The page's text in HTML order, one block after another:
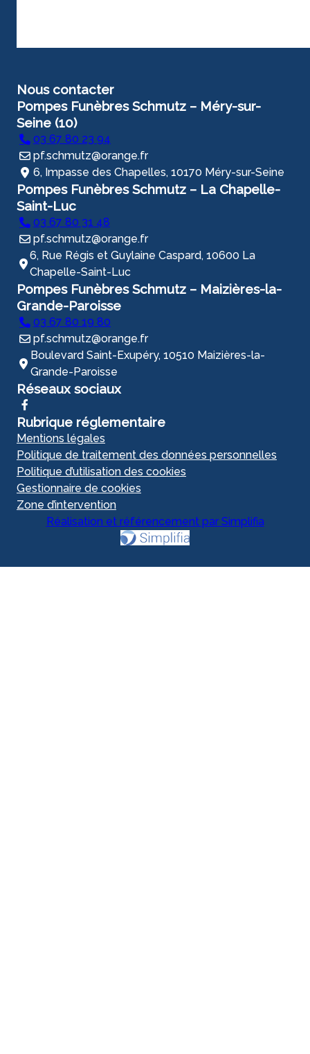
Nous contacter
Pompes Funèbres Schmutz – Méry-sur-
Seine (10)
03 67 80 23 94
pf.schmutz@orange.fr
6, Impasse des Chapelles, 10170 Méry-sur-Seine
Pompes Funèbres Schmutz – La Chapelle-
Saint-Luc
03 67 80 31 48
pf.schmutz@orange.fr
6, Rue Régis et Guylaine Caspard, 10600 La
Chapelle-Saint-Luc
Pompes Funèbres Schmutz – Maizières-la-
Grande-Paroisse
03 67 80 19 80
pf.schmutz@orange.fr
Boulevard Saint-Exupéry, 10510 Maizières-la-
Grande-Paroisse
Réseaux sociaux
Rubrique réglementaire
Mentions légales
Politique de traitement des données personnelles
Politique d’utilisation des cookies
Gestionnaire de cookies
Zone d’intervention
Réalisation et référencement par Simplifia